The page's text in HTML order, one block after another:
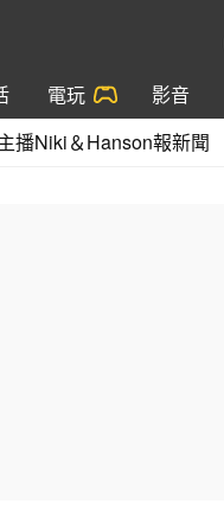
電玩 影音
播Niki＆Hanson報新聞